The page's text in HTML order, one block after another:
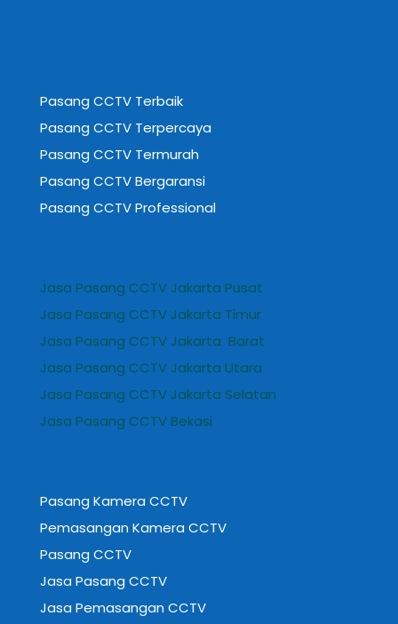
Pasang CCTV Terbaik
Pasang CCTV Terpercaya
Pasang CCTV Termurah
Pasang CCTV Bergaransi
Pasang CCTV Professional
Jasa Pasang CCTV Jakarta Pusat
Jasa Pasang CCTV Jakarta Timur
Jasa Pasang CCTV Jakarta Barat
Jasa Pasang CCTV Jakarta Utara
Jasa Pasang CCTV Jakarta Selatan
Jasa Pasang CCTV Bekasi
Pasang Kamera CCTV
Pemasangan Kamera CCTV
Pasang CCTV
Jasa Pasang CCTV
Jasa Pemasangan CCTV